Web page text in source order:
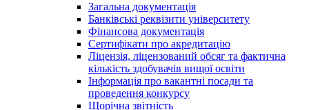
Загальна документація
Банківські реквізити університету
Фінансова документація
Сертифікати про акредитацію
Ліцензія, ліцензований обсяг та фактична
кількість здобувачів вищої освіти
Інформація про вакантні посади та
проведення конкурсу
Щорічна звітність